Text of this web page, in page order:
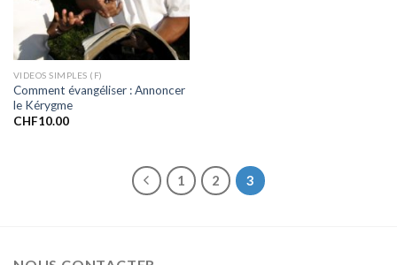
VIDEOS SIMPLES (F)
Comment évangéliser : Annoncer
le Kérygme
CHF10.00
1 2 3